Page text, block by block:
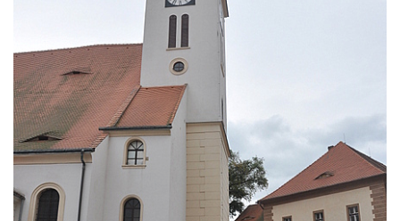
Sloup Panny Marie Bolestné v Polici nad
Sloup svaté Barbory v zámecké zahradě v
Teplicích
Sloup Nejsvětější Trojice před zámkem v
Cítolibech
Sloup Nejsvětější Trojice na Tyršově
náměstí v Cítolibech
Torzo sloupu svatého Josefa na návsi ve